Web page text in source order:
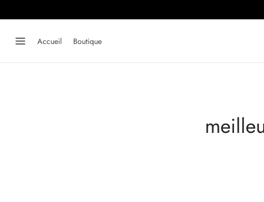
Accueil Boutique